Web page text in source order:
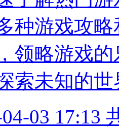
种游戏攻
领略游戏
索未知的世
03 17:13